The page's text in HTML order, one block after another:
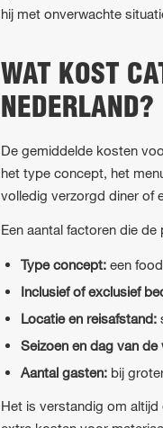
hij met onverwachte
WAT KOST
NEDERLAND?
De gemiddelde kosten
het type concept, het
volledig verzorgd diner of
Een aantal factoren die
Type concept: een
Inclusief of exclusief
Locatie en reisafstand:
Seizoen en dag van de
Aantal gasten: bij
Het is verstandig om